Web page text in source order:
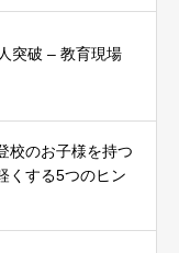
突破 – 教育現場
校のお子様を持つ
くする5つのヒン